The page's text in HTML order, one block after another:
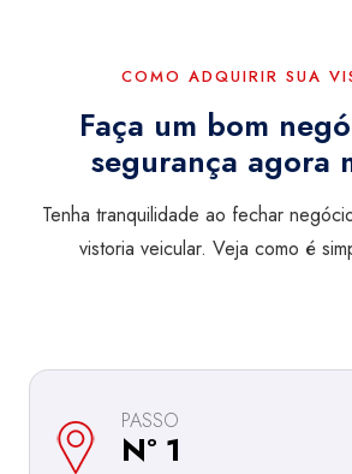
COMO ADQUIRIR SUA
Faça um bom
segurança agora
Tenha tranquilidade ao fechar
vistoria veicular. Veja como é
PASSO
Nº 1